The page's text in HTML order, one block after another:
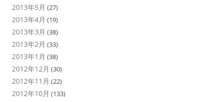
2013年5月 (27)
2013年4月 (19)
2013年3月 (38)
2013年2月 (33)
2013年1月 (38)
2012年12月 (30)
2012年11月 (22)
2012年10月 (133)